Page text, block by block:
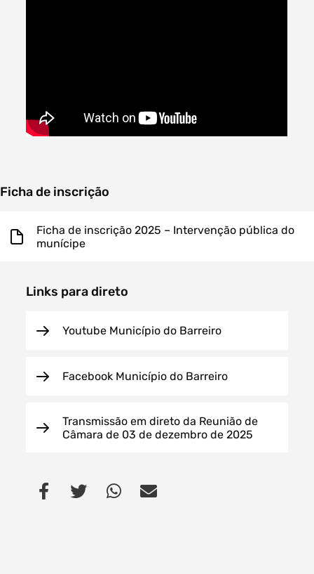
Ficha de inscrição
Ficha de inscrição 2025 – Intervenção pública do
munícipe
Links para direto
Youtube Município do Barreiro
Facebook Município do Barreiro
Transmissão em direto da Reunião de
Câmara de 03 de dezembro de 2025